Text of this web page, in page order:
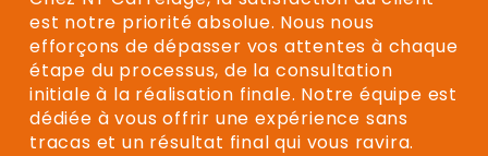
est notre priorité absolue. Nous nous
efforçons de dépasser vos attentes à chaque
étape du processus, de la consultation
initiale à la réalisation finale. Notre équipe est
dédiée à vous offrir une expérience sans
tracas et un résultat final qui vous ravira.